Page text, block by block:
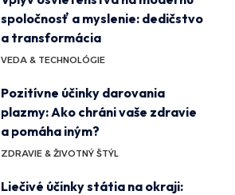
spoločnosť a myslenie: dedičstvo
a transformácia
VEDA & TECHNOLÓGIE
Pozitívne účinky darovania
plazmy: Ako chráni vaše zdravie
a pomáha iným?
ZDRAVIE & ŽIVOTNÝ ŠTÝL
Liečivé účinky státia na okraji: